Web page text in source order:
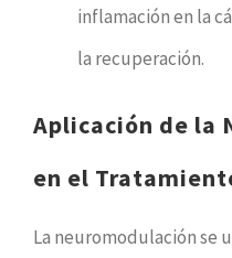
inflamación en la
la recuperación.
Aplicación de la
en el
La neuromodulación se